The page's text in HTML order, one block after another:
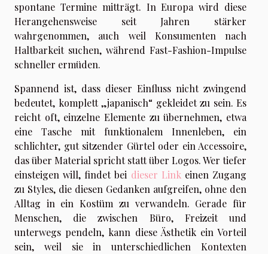
spontane Termine mitträgt. In Europa wird diese
Herangehensweise seit Jahren stärker
wahrgenommen, auch weil Konsumenten nach
Haltbarkeit suchen, während Fast-Fashion-Impulse
schneller ermüden.
Spannend ist, dass dieser Einfluss nicht zwingend
bedeutet, komplett „japanisch“ gekleidet zu sein. Es
reicht oft, einzelne Elemente zu übernehmen, etwa
eine Tasche mit funktionalem Innenleben, ein
schlichter, gut sitzender Gürtel oder ein Accessoire,
das über Material spricht statt über Logos. Wer tiefer
einsteigen will, findet bei dieser Linkeinen Zugang
zu Styles, die diesen Gedanken aufgreifen, ohne den
Alltag in ein Kostüm zu verwandeln. Gerade für
Menschen, die zwischen Büro, Freizeit und
unterwegs pendeln, kann diese Ästhetik ein Vorteil
sein, weil sie in unterschiedlichen Kontexten